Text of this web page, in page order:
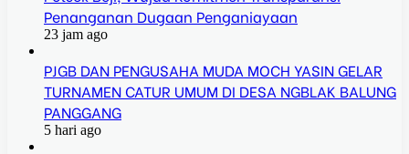
Penanganan Dugaan Penganiayaan
23 jam ago
PJGB DAN PENGUSAHA MUDA MOCH YASIN GELAR
TURNAMEN CATUR UMUM DI DESA NGBLAK BALUNG
PANGGANG
5 hari ago